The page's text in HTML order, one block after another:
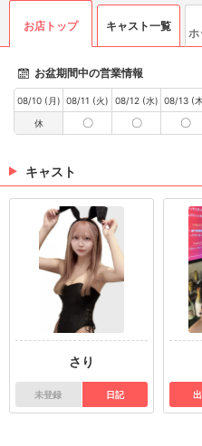
お店トップ キャスト一覧
お盆期間中の営業情報
08/10 (月)
休
08/11 (火)
〇
08/12 (水)
〇
08/13 (
〇
キャスト
さり
未登録 日記